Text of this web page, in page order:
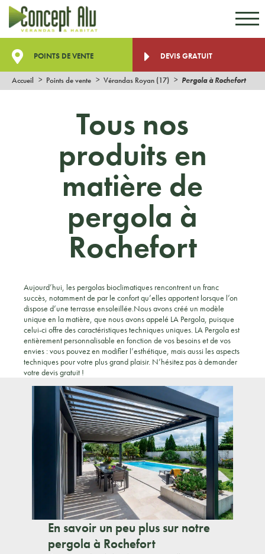
POINTS DE VENTE DEVIS GRATUIT
Accueil Points de vente Vérandas Royan (17) Pergola à Rochefort
Tous nos
produits en
matière de
pergola à
Rochefort
Aujourd’hui, les pergolas bioclimatiques rencontrent un franc
succès, notamment de par le confort qu’elles apportent lorsque l’on
dispose d’une terrasse ensoleillée.Nous avons créé un modèle
unique en la matière, que nous avons appelé LA Pergola, puisque
celui-ci offre des caractéristiques techniques uniques. LA Pergola est
entièrement personnalisable en fonction de vos besoins et de vos
envies : vous pouvez en modifier l’esthétique, mais aussi les aspects
techniques pour votre plus grand plaisir. N’hésitez pas à demander
votre devis gratuit !
En savoir un peu plus sur notre
pergola à Rochefort